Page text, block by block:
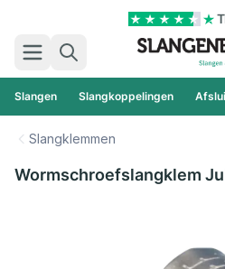
Zoek
Slangen Slangkoppelingen
Slangklemmen
Wormschroefslangklem